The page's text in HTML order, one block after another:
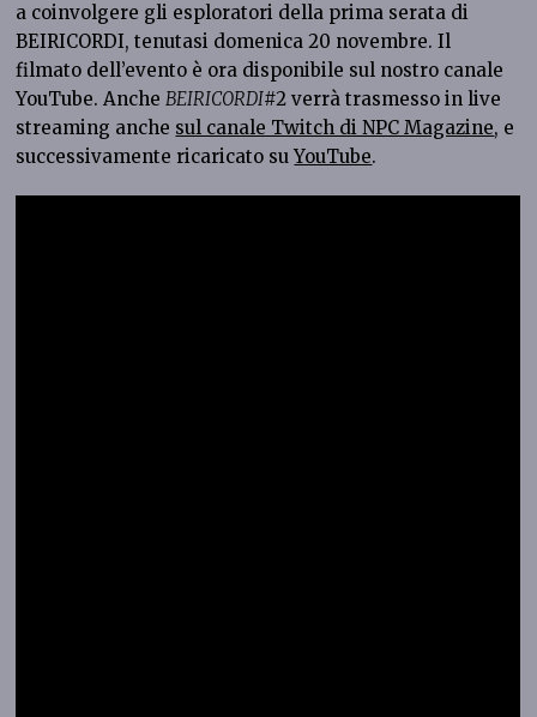
a coinvolgere gli esploratori della prima serata di
BEIRICORDI, tenutasi domenica 20 novembre. Il
filmato dell’evento è ora disponibile sul nostro canale
YouTube. AncheBEIRICORDI#2 verrà trasmesso in live
streaming anche sul canale Twitch di NPC Magazine, e
successivamente ricaricato suYouTube.